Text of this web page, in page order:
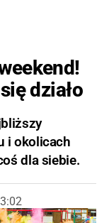
działo
i okolicach
dla siebie.